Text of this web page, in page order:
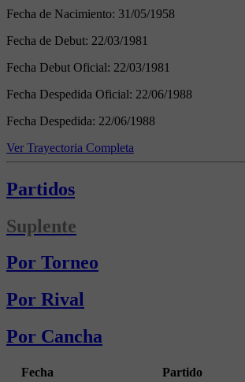
Fecha de Nacimiento: 31/05/1958
Fecha de Debut: 22/03/1981
Fecha Debut Oficial: 22/03/1981
Fecha Despedida Oficial: 22/06/1988
Fecha Despedida: 22/06/1988
Ver Trayectoria Completa
Partidos
Suplente
Por Torneo
Por Rival
Por Cancha
Fecha Partido